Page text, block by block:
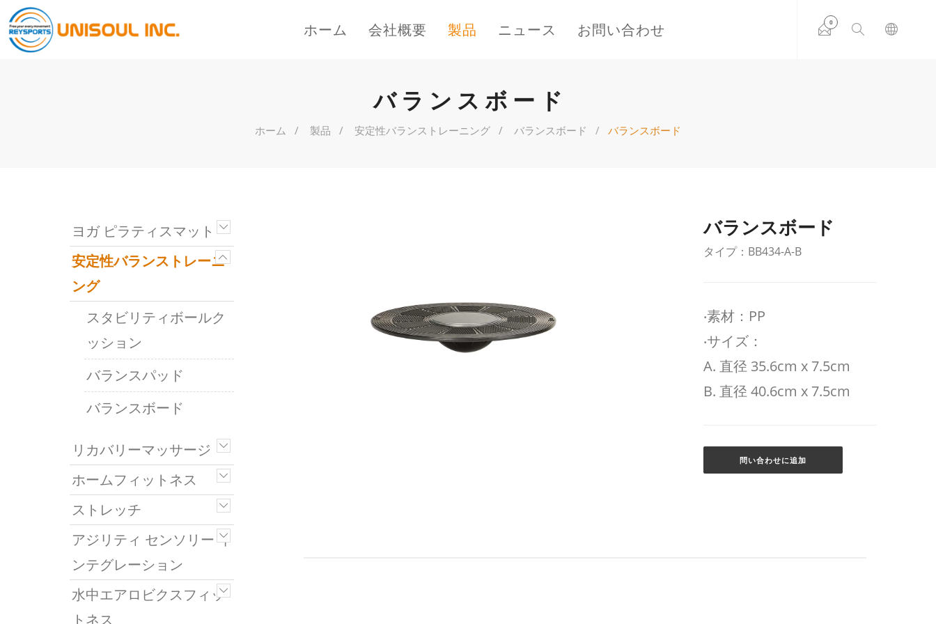
0
ホーム 会社概要 製品 ニュース お問い合わせ
バランスボード
ホーム 製品 安定性バランストレーニング バランスボード バランスボード
ヨガ ピラティスマット
安定性バランストレーニ
ング
スタビリティボールク
ッション
バランスパッド
バランスボード
リカバリーマッサージ
ホームフィットネス
ストレッチ
アジリティ センソリー イ
ンテグレーション
水中エアロビクスフィッ
トネス
バランスボード
タイプ：BB434-A-B
‧素材：PP
‧サイズ：
A. 直径 35.6cm x 7.5cm
B. 直径 40.6cm x 7.5cm
問い合わせに追加